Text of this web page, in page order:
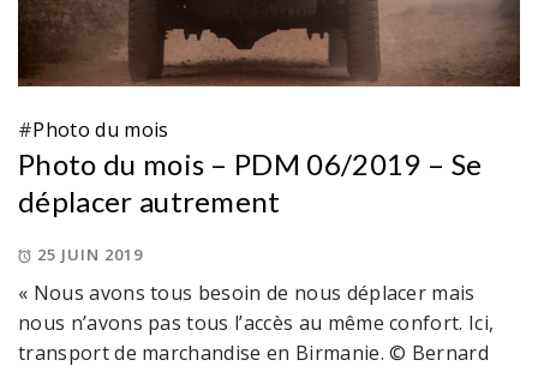
#Photo du mois
Photo du mois – PDM 06/2019 – Se
déplacer autrement
25 JUIN 2019
« Nous avons tous besoin de nous déplacer mais
nous n’avons pas tous l’accès au même confort. Ici,
transport de marchandise en Birmanie. © Bernard